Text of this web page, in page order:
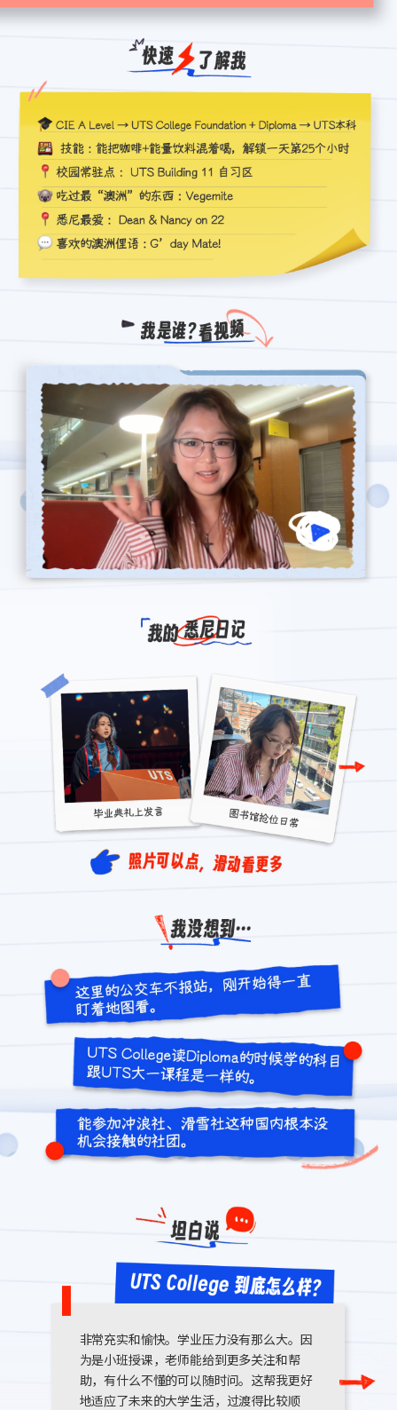
非常充实和愉快。学业压力没有那么大。因
为是小班授课，老师能给到更多关注和帮
助，有什么不懂的可以随时问。这帮我更好
地适应了未来的大学生活，过渡得比较顺